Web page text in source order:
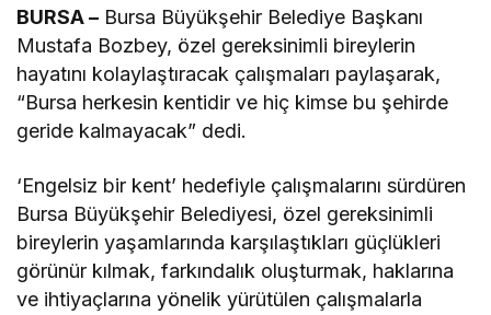
BURSA – Bursa Büyükşehir Belediye Başkanı
Mustafa Bozbey, özel gereksinimli bireylerin
hayatını kolaylaştıracak çalışmaları paylaşarak,
“Bursa herkesin kentidir ve hiç kimse bu şehirde
geride kalmayacak” dedi.
‘Engelsiz bir kent’ hedefiyle çalışmalarını sürdüren
Bursa Büyükşehir Belediyesi, özel gereksinimli
bireylerin yaşamlarında karşılaştıkları güçlükleri
görünür kılmak, farkındalık oluşturmak, haklarına
ve ihtiyaçlarına yönelik yürütülen çalışmalarla